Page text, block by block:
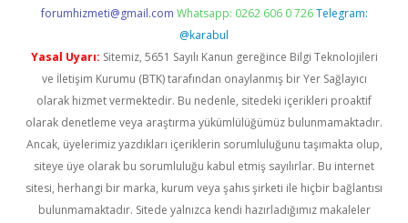
forumhizmeti@gmail.com Whatsapp: 0262 606 0 726 Telegram:
@karabul
Yasal Uyarı: Sitemiz, 5651 Sayılı Kanun gereğince Bilgi Teknolojileri
ve İletişim Kurumu (BTK) tarafından onaylanmış bir Yer Sağlayıcı
olarak hizmet vermektedir. Bu nedenle, sitedeki içerikleri proaktif
olarak denetleme veya araştırma yükümlülüğümüz bulunmamaktadır.
Ancak, üyelerimiz yazdıkları içeriklerin sorumluluğunu taşımakta olup,
siteye üye olarak bu sorumluluğu kabul etmiş sayılırlar. Bu internet
sitesi, herhangi bir marka, kurum veya şahıs şirketi ile hiçbir bağlantısı
bulunmamaktadır. Sitede yalnızca kendi hazırladığımız makaleler